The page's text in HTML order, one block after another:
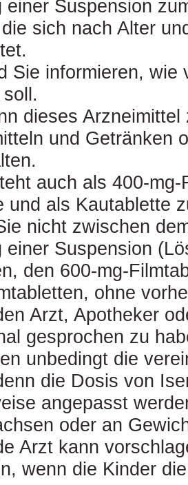
einer Suspension
sich nach Alter
Sie informieren, wie
dieses Arzneimittel
und Getränken
auch als 400‑mg-
und als Kautablette
nicht zwischen
einer Suspension
den 600‑mg-
ohne
Arzt, Apotheker
gesprochen zu
unbedingt die
die Dosis von
angepasst
oder an
Arzt kann
wenn die Kinder